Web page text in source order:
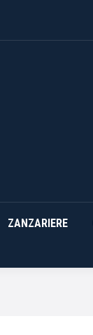
ZANZARIERE